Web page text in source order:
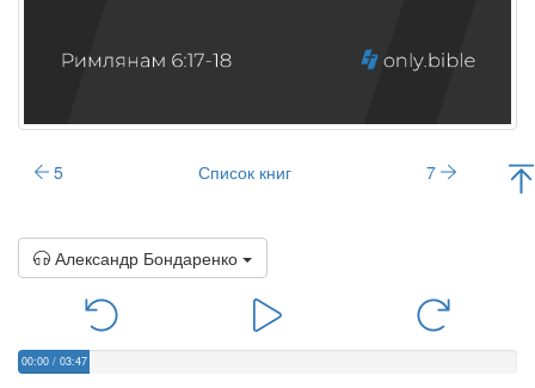
5 Список книг 7
Александр Бондаренко
00:00 / 03:47